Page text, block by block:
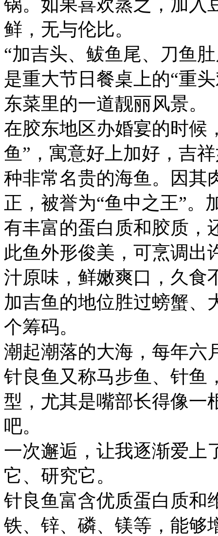
锅。如果喜欢蒸之，加入
鲜，无与伦比。
“加吉头、鲅鱼尾、刀鱼
是重大节日餐桌上的“重
东菜里的一道靓丽风景。
在胶东地区办婚宴的时候
鱼”，寓意好上加好，吉
种非常名贵的海鱼。因其
正，被誉为“鱼中之王”。
有丰富的蛋白质和胶质，
此鱼外形俊美，可烹调出
汁原味，鲜嫩爽口，久食
加吉鱼的地位胜过螃蟹、
个筹码。
潮起潮落的大海，每年六
针良鱼又称马步鱼、针鱼
型，尤其是嘴部长得像一
吧。
一次邂逅，让我逐渐爱上
它、研究它。
针良鱼富含优质蛋白质和
铁、锌、磷、镁等，能够